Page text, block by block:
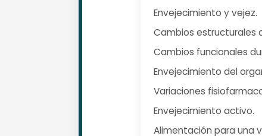
Envejecimiento y vejez.
Cambios estructurales
Cambios funcionales
Envejecimiento del
Variaciones
Envejecimiento activo.
Alimentación para una